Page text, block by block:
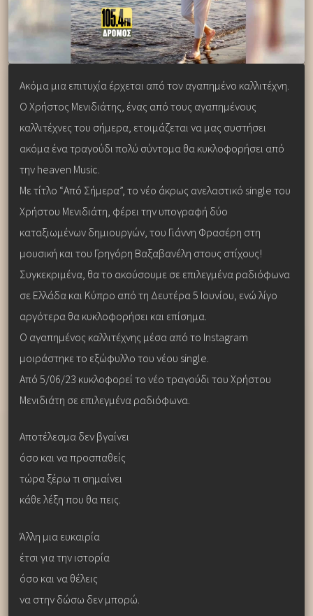
Ακόμα μια επιτυχία έρχεται από τον αγαπημένο καλλιτέχνη.
Ο Χρήστος Μενιδιάτης, ένας από τους αγαπημένους
καλλιτέχνες του σήμερα, ετοιμάζεται να μας συστήσει
ακόμα ένα τραγούδι πολύ σύντομα θα κυκλοφορήσει από
την heaven Music.
Με τίτλο “Από Σήμερα”, το νέο άκρως ανελαστικό single του
Χρήστου Μενιδιάτη, φέρει την υπογραφή δύο
καταξιωμένων δημιουργών, του Γιάννη Φρασέρη στη
μουσική και του Γρηγόρη Βαξαβανέλη στους στίχους!
Συγκεκριμένα, θα το ακούσουμε σε επιλεγμένα ραδιόφωνα
σε Ελλάδα και Κύπρο από τη Δευτέρα 5 Ιουνίου, ενώ λίγο
αργότερα θα κυκλοφορήσει και επίσημα.
Ο αγαπημένος καλλιτέχνης μέσα από το Instagram
μοιράστηκε το εξώφυλλο του νέου single.
Από 5/06/23 κυκλοφορεί το νέο τραγούδι του Χρήστου
Μενιδιάτη σε επιλεγμένα ραδιόφωνα.
Αποτέλεσμα δεν βγαίνει
όσο και να προσπαθείς
τώρα ξέρω τι σημαίνει
κάθε λέξη που θα πεις.
Άλλη μια ευκαιρία
έτσι για την ιστορία
όσο και να θέλεις
να στην δώσω δεν μπορώ.